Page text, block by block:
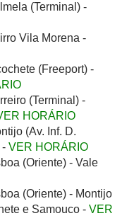
(Terminal) -
Vila Morena -
(Freeport) -
(Terminal) -
HORÁRIO
(Av. Inf. D.
- VER HORÁRIO
(Oriente) - Vale
(Oriente) - Montijo
e Samouco - VER